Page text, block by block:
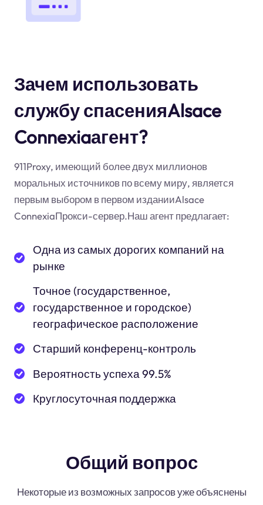
Зачем использовать
службу спасенияAlsace
Connexiaагент?
911Proxy, имеющий более двух миллионов
моральных источников по всему миру, является
первым выбором в первом изданииAlsace
ConnexiaПрокси-сервер.Наш агент предлагает:
Одна из самых дорогих компаний на
рынке
Точное (государственное,
государственное и городское)
географическое расположение
Старший конференц-контроль
Вероятность успеха 99.5%
Круглосуточная поддержка
Общий вопрос
Некоторые из возможных запросов уже объяснены